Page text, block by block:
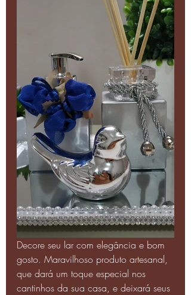
Decore seu lar com elegância e bom
gosto. Maravilhoso produto artesanal,
que dará um toque especial nos
cantinhos da sua casa, e deixará seus